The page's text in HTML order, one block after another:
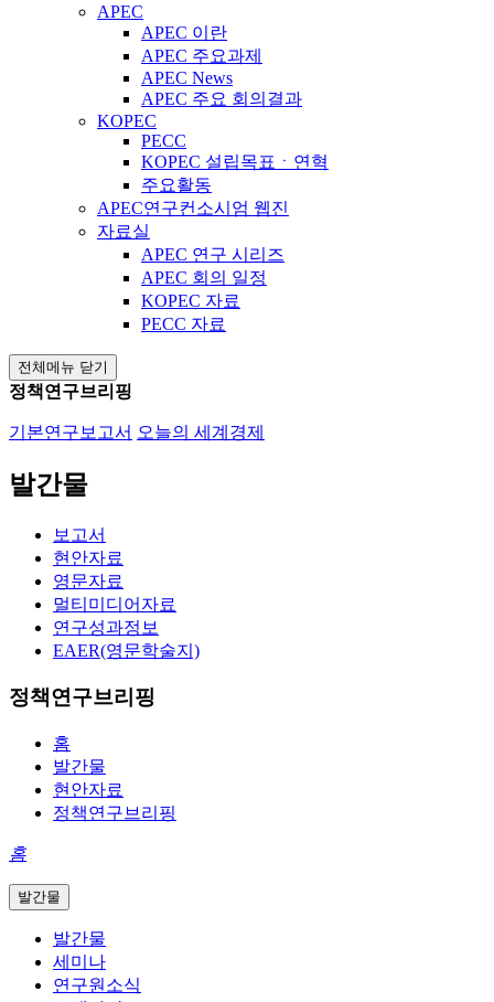
APEC
APEC 이란
APEC 주요과제
APEC News
APEC 주요 회의결과
KOPEC
PECC
KOPEC 설립목표ㆍ연혁
주요활동
APEC연구컨소시엄 웹진
자료실
APEC 연구 시리즈
APEC 회의 일정
KOPEC 자료
PECC 자료
전체메뉴 닫기
정책연구브리핑
기본연구보고서 오늘의 세계경제
발간물
보고서
현안자료
영문자료
멀티미디어자료
연구성과정보
EAER(영문학술지)
정책연구브리핑
홈
발간물
현안자료
정책연구브리핑
홈
발간물
발간물
세미나
연구원소식